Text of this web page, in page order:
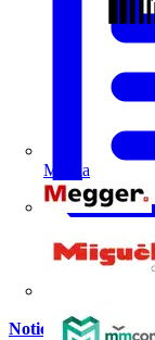
Mazda
Noticias